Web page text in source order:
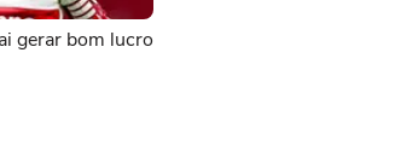
gerar bom lucro